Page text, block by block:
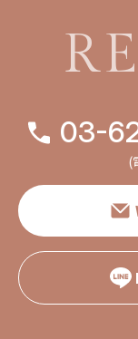
03-
(